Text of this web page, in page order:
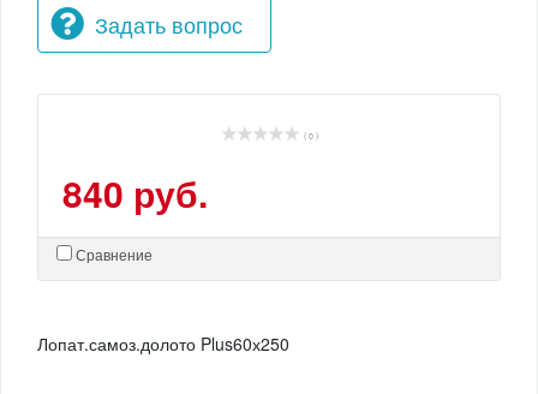
Задать вопрос
( 0 )
840 руб.
Сравнение
Лопат.самоз.долото Plus60х250